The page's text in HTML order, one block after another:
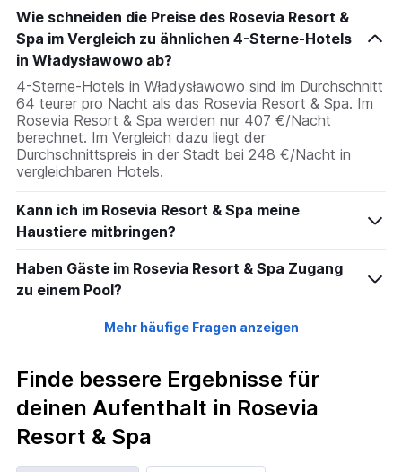
Wie schneiden die Preise des Rosevia Resort &
Spa im Vergleich zu ähnlichen 4-Sterne-Hotels
in Władysławowo ab?
4-Sterne-Hotels in Władysławowo sind im Durchschnitt
64 teurer pro Nacht als das Rosevia Resort & Spa. Im
Rosevia Resort & Spa werden nur 407 €/Nacht
berechnet. Im Vergleich dazu liegt der
Durchschnittspreis in der Stadt bei 248 €/Nacht in
vergleichbaren Hotels.
Kann ich im Rosevia Resort & Spa meine
Haustiere mitbringen?
Haben Gäste im Rosevia Resort & Spa Zugang
zu einem Pool?
Mehr häufige Fragen anzeigen
Finde bessere Ergebnisse für
deinen Aufenthalt in Rosevia
Resort & Spa